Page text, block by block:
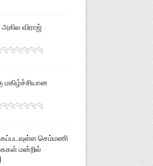
விராஜ்
மகிழ்ச்சியான
செம்மணி
மன்றில்